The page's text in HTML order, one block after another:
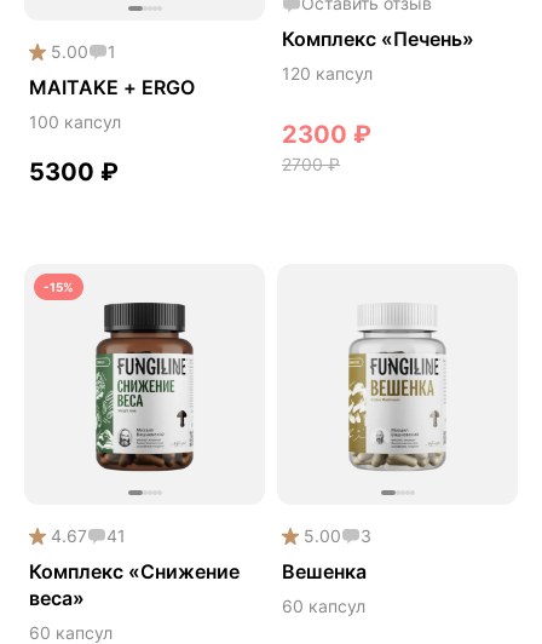
Снижение холестерина
Улучшение настроения
Чага
Чистая кожа
Шлемник байкальский
Энергия и выносливость
5.00 1
MAITAKE + ERGO
100 капсул
5300 ₽
Комплекс «Печень»
120 капсул
2300 ₽
2700₽
-15%
4.67 41
Комплекс «Снижение
веса»
60 капсул
5.00 3
Вешенка
60 капсул